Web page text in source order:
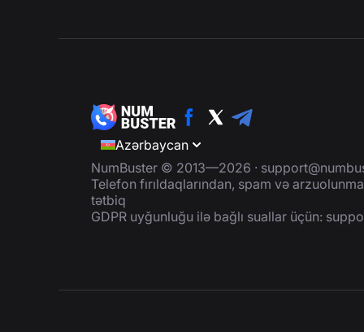
Azərbaycan
NumBuster © 2013—2026 ·
Telefon fırıldaqlarından, spam və
tətbiq
GDPR uyğunluğu ilə bağlı suallar üçün: